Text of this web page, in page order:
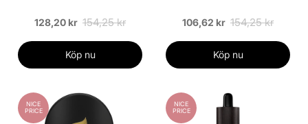
128,20 kr 154,25 kr
Köp nu
106,62 kr 154,25 kr
Köp nu
NICE
PRICE
NICE
PRICE